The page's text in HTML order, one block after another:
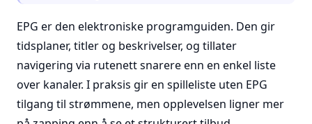
EPG er den elektroniske programguiden. Den gir
tidsplaner, titler og beskrivelser, og tillater
navigering via rutenett snarere enn en enkel liste
over kanaler. I praksis gir en spilleliste uten EPG
tilgang til strømmene, men opplevelsen ligner mer